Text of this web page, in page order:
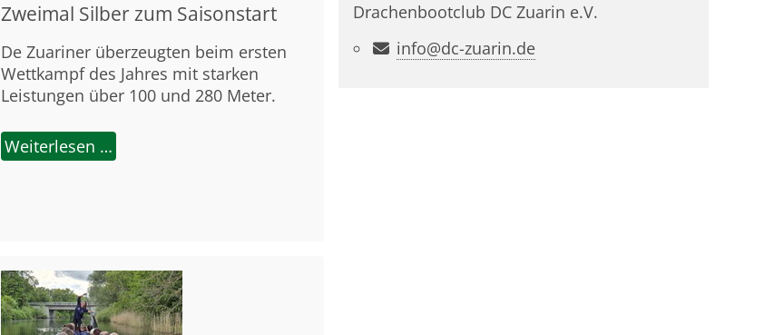
Zweimal Silber zum Saisonstart
De Zuariner überzeugten beim ersten
Wettkampf des Jahres mit starken
Leistungen über 100 und 280 Meter.
Weiterlesen …
Drachenbootclub DC Zuarin e.V.
info@dc-zuarin.de